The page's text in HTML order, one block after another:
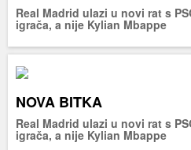
Real Madrid ulazi u novi rat s
igrača, a nije Kylian Mbappe
NOVA BITKA
Real Madrid ulazi u novi rat s
igrača, a nije Kylian Mbappe